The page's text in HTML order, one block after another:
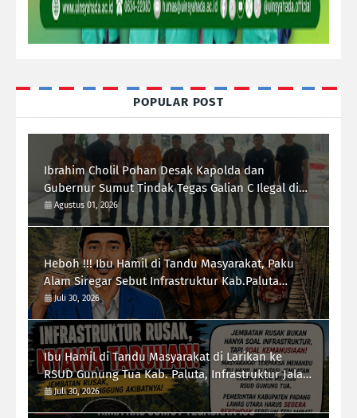
POPULAR POST
Ibrahim Cholil Pohan Desak Kapolda dan
Gubernur Sumut Tindak Tegas Galian C Ilegal di
Sipiongot Julu Kec. Dolok Kab. Paluta
Agustus 01, 2026
Heboh !!! Ibu Hamil di Tandu Masyarakat, Paku
Alam Siregar Sebut Infrastruktur Kab.Paluta
"Parah"
Juli 30, 2026
Ibu Hamil di Tandu Masyarakat di Larikan ke
RSUD Gunung Tua Kab. Paluta, Infrastruktur Jalan
Jadi Sorotan Ketua Forum-RI Bersatu Sumut
Syarif Kumala Siregar
Juli 30, 2026